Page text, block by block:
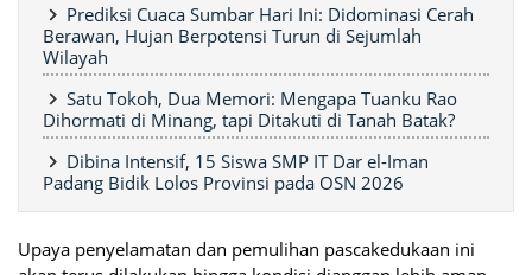
Prediksi Cuaca Sumbar Hari Ini: Didominasi Cerah
Berawan, Hujan Berpotensi Turun di Sejumlah
Wilayah
Satu Tokoh, Dua Memori: Mengapa Tuanku Rao
Dihormati di Minang, tapi Ditakuti di Tanah Batak?
Dibina Intensif, 15 Siswa SMP IT Dar el-Iman
Padang Bidik Lolos Provinsi pada OSN 2026
Upaya penyelamatan dan pemulihan pascakedukaan ini